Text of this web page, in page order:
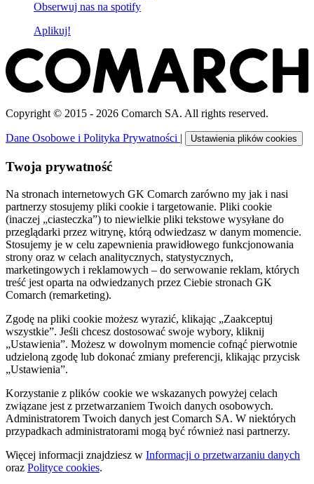
Obserwuj nas na spotify
Aplikuj!
Copyright © 2015 - 2026 Comarch SA. All rights reserved.
Dane Osobowe i Polityka Prywatności | Ustawienia plików cookies
Twoja prywatność
Na stronach internetowych GK Comarch zarówno my jak i nasi
partnerzy stosujemy pliki cookie i targetowanie. Pliki cookie
(inaczej „ciasteczka”) to niewielkie pliki tekstowe wysyłane do
przeglądarki przez witrynę, którą odwiedzasz w danym momencie.
Stosujemy je w celu zapewnienia prawidłowego funkcjonowania
strony oraz w celach analitycznych, statystycznych,
marketingowych i reklamowych – do serwowanie reklam, których
treść jest oparta na odwiedzanych przez Ciebie stronach GK
Comarch (remarketing).
Zgodę na pliki cookie możesz wyrazić, klikając „Zaakceptuj
wszystkie”. Jeśli chcesz dostosować swoje wybory, kliknij
„Ustawienia”. Możesz w dowolnym momencie cofnąć pierwotnie
udzieloną zgodę lub dokonać zmiany preferencji, klikając przycisk
„Ustawienia”.
Korzystanie z plików cookie we wskazanych powyżej celach
związane jest z przetwarzaniem Twoich danych osobowych.
Administratorem Twoich danych jest Comarch SA. W niektórych
przypadkach administratorami mogą być również nasi partnerzy.
Więcej informacji znajdziesz w Informacji o przetwarzaniu danych
oraz Polityce cookies.